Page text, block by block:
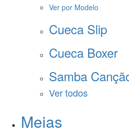
Ver por Modelo
Cueca Slip
Cueca Boxer
Samba
Ver todos
Meias